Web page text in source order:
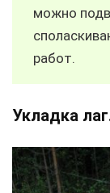
можно
работ.
Укладка